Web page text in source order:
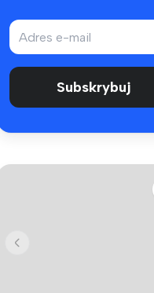
Subskrybuj